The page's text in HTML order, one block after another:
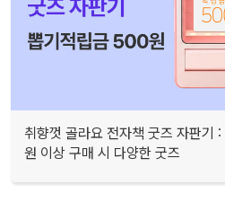
취향껏 골라요 전자책 굿즈 자판기
원 이상 구매 시 다양한 굿즈